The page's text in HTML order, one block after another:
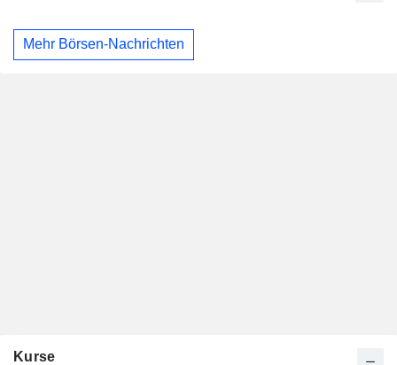
Mehr Börsen-Nachrichten
Kurse